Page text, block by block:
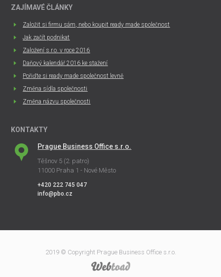
ZAJÍMAVÉ ČLÁNKY
Založit si firmu sám, nebo koupit ready made společnost
Jak začít podnikat
Založení s.r.o. v roce 2016
Daňový kalendář 2016 ke stažení
Pořiďte si ready made společnost levně
Změna sídla společnosti
Změna názvu společnosti
KONTAKTY
Prague Business Office s.r.o.
Těšnov 5 (2. patro)
11000 Praha 1 - Nové Město
+420 222 745 047
info@pbo.cz
2019 © Copyright Prague Business Office s.r.o.